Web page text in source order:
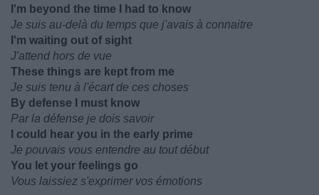
I'm beyond the time I had to know
Je suis au-delà du temps que j'avais à connaitre
I'm waiting out of sight
J'attend hors de vue
These things are kept from me
Je suis tenu à l'écart de ces choses
By defense I must know
Par la défense je dois savoir
I could hear you in the early prime
Je pouvais vous entendre au tout début
You let your feelings go
Vous laissiez s'exprimer vos émotions